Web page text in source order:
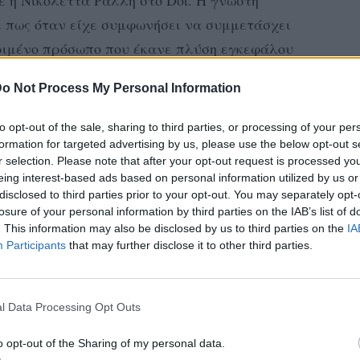
Not Process My Personal Information
opt-out of the sale, sharing to third parties, or processing of your
for targeted advertising by us, please use the below opt-out
selection. Please note that after your opt-out request is processed
interest-based ads based on personal information utilized by us
to third parties prior to your opt-out. You may separately
of your personal information by third parties on the IAB’s list of
This information may also be disclosed by us to third parties on the
Participants that may further disclose it to other third parties.
Data Processing Opt Outs
opt-out of the Sharing of my personal data.
όταν είχε συμφωνήσει να συμμετάσχει
πρόσωπο που έκανε πλύση εγκεφάλου
να μην την πάρει στην εκπομπή του.
που έφυγα από το Μακεδονία TV,
την εκπομπή μου αν δεν είχα κάτι άλλο.
το οποίο έκανε απίστευτη πλύση
με πάρει στην εκπομπή. Το οποίο το
Λάτσιος στο δοκιμαστικό, θα έμενα
είχα δώσει τα χέρια και είχα
στον Λιάγκα. Και πάω σε μια
και είχα πάθει σοκ. Μόλις έμαθα αυτό
εντύπωση, γιατί μιλάμε για τεράστια